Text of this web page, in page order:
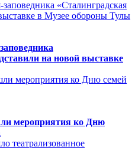
на новой выставке
мероприятия ко Дню